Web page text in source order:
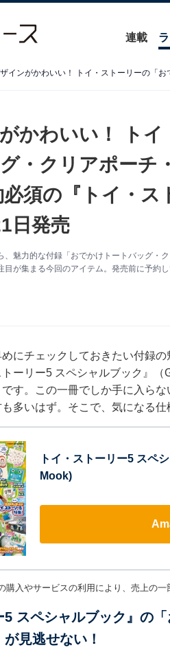
連載
かわいい！ ト
・クリアポーチ
須の『トイ・
日発売
、魅力的な付録「おでかけトートバッグ・
目が集まる今回のアイテム。発売前に予約
にチェックしておきたい付録
ーリー5 スペシャルブック』
す。この一冊でしか手に入ら
多いはず。そこで、気になる仕
トイ・ストーリー5 スペ
Mook)
入やサービスの利用により、売上の一
5 スペシャルブック』の
見逃せない！